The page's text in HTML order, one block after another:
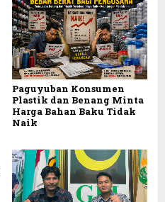
Paguyuban Konsumen
Plastik dan Benang Minta
Harga Bahan Baku Tidak
Naik